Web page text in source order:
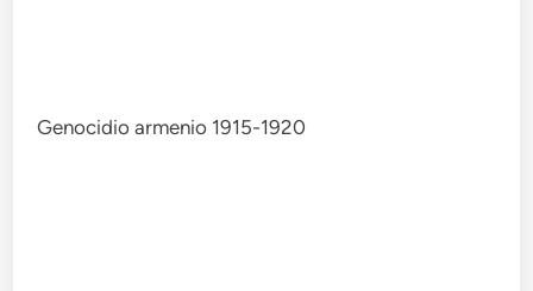
Genocidio armenio 1915-1920